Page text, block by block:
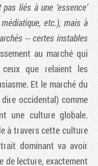
liés à une ‘essence’
etc.), mais à
-- certes instables
au marché qui
que relaient les
Et le marché du
occidental) comme
une culture globale.
à travers cette culture
dominant va avoir
de lecture, exactement